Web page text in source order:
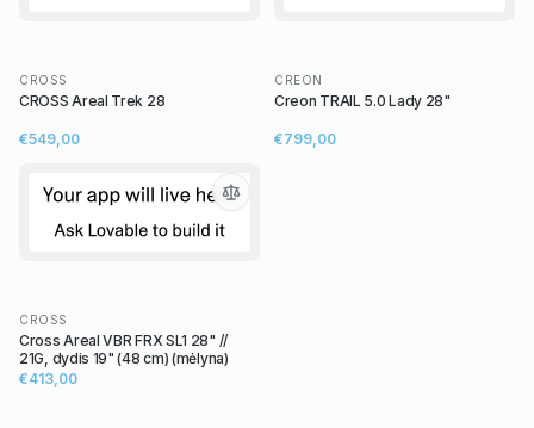
CROSS
CROSS Areal Trek 28
€549,00
CREON
Creon TRAIL 5.0 Lady 28"
€799,00
CROSS
Cross Areal VBR FRX SL1 28" //
21G, dydis 19" (48 cm) (mėlyna)
€413,00